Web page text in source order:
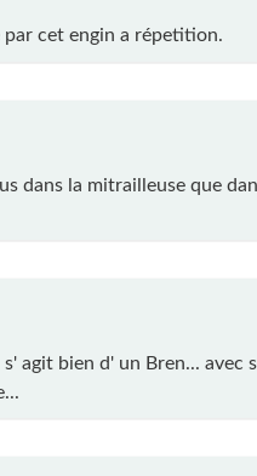
par cet engin a répetition.
dans la mitrailleuse que
agit bien d' un Bren... avec